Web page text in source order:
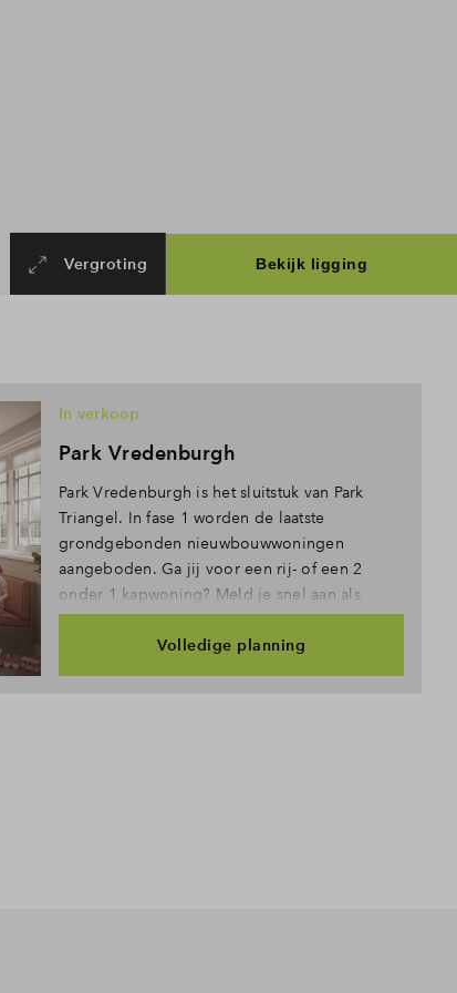
Vergroting
Park Vredenburgh
In verkoop
Park Vredenburgh is het sluitstuk van Park
Triangel. In fase 1 worden de laatste
grondgebonden nieuwbouwwoningen
aangeboden. Ga jij voor een rij- of een 2
onder 1 kapwoning? Meld je snel aan als
belangstellende!
Volledige planning